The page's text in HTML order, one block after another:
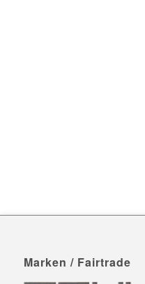
Marken / Fairtrade